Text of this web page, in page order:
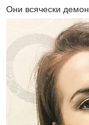
Они всячески